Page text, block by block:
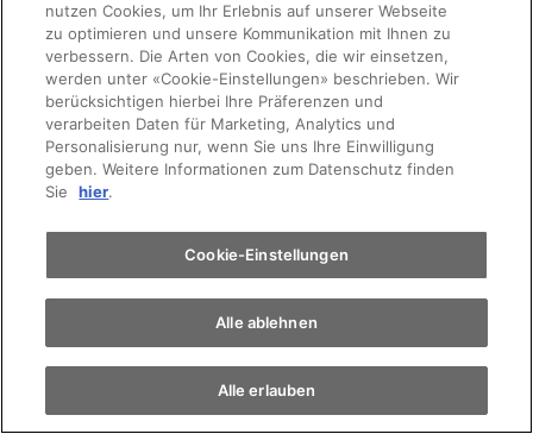
nutzen Cookies, um Ihr Erlebnis auf unserer Webseite
zu optimieren und unsere Kommunikation mit Ihnen zu
verbessern. Die Arten von Cookies, die wir einsetzen,
werden unter «Cookie-Einstellungen» beschrieben. Wir
berücksichtigen hierbei Ihre Präferenzen und
verarbeiten Daten für Marketing, Analytics und
Personalisierung nur, wenn Sie uns Ihre Einwilligung
geben. Weitere Informationen zum Datenschutz finden
Sie
hier.
Cookie-Einstellungen
Alle ablehnen
Alle erlauben